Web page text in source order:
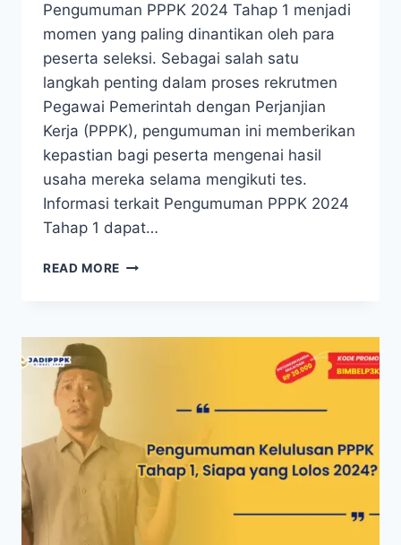
Pengumuman PPPK 2024 Tahap 1 menjadi
momen yang paling dinantikan oleh para
peserta seleksi. Sebagai salah satu
langkah penting dalam proses rekrutmen
Pegawai Pemerintah dengan Perjanjian
Kerja (PPPK), pengumuman ini memberikan
kepastian bagi peserta mengenai hasil
usaha mereka selama mengikuti tes.
Informasi terkait Pengumuman PPPK 2024
Tahap 1 dapat…
READ MORE